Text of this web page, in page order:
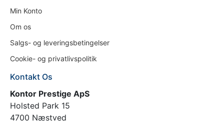
Min Konto
Om os
Salgs- og leveringsbetingelser
Cookie- og privatlivspolitik
Kontakt Os
Kontor Prestige ApS
Holsted Park 15
4700 Næstved